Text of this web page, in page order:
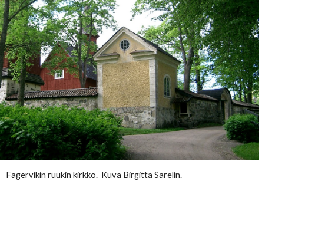
Fagervikin ruukin kirkko. Kuva Birgitta Sarelin.